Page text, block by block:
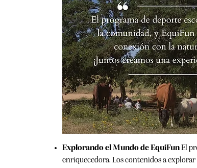
Explorando el Mundo de EquiFunEl
enriquecedora. Los contenidos a